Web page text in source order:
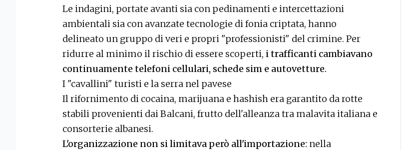
Le indagini, portate avanti sia con pedinamenti e intercettazioni
ambientali sia con avanzate tecnologie di fonia criptata, hanno
delineato un gruppo di veri e propri "professionisti" del crimine. Per
ridurre al minimo il rischio di essere scoperti, i trafficanti cambiavano
continuamente telefoni cellulari, schede sim e autovetture.
I "cavallini" turisti e la serra nel pavese
Il rifornimento di cocaina, marijuana e hashish era garantito da rotte
stabili provenienti dai Balcani, frutto dell'alleanza tra malavita italiana e
consorterie albanesi.
L'organizzazione non si limitava però all'importazione: nella